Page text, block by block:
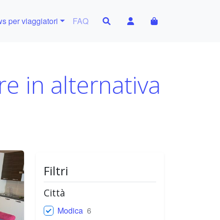
per viaggiatori FAQ SearchAccountCart
in alternativa
Filtri
Città
Modica 6